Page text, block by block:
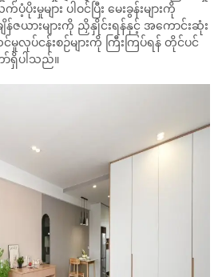
မှုများ ပါဝင်ပြီး မေးခွန်းများကို
ျိန်ဇယားများကို ညှိနှိုင်းရန်နှင့် အကောင်းဆုံး
မှုလုပ်ငန်းစဉ်များကို ကြီးကြပ်ရန် တိုင်ပင်
ာ်ရှိပါသည်။